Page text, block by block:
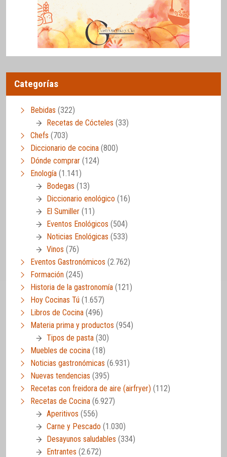
Categorías
Bebidas (322)
Recetas de Cócteles (33)
Chefs (703)
Diccionario de cocina (800)
Dónde comprar (124)
Enología (1.141)
Bodegas (13)
Diccionario enológico (16)
El Sumiller (11)
Eventos Enológicos (504)
Noticias Enológicas (533)
Vinos (76)
Eventos Gastronómicos (2.762)
Formación (245)
Historia de la gastronomía (121)
Hoy Cocinas Tú (1.657)
Libros de Cocina (496)
Materia prima y productos (954)
Tipos de pasta (30)
Muebles de cocina (18)
Noticias gastronómicas (6.931)
Nuevas tendencias (395)
Recetas con freidora de aire (airfryer) (112)
Recetas de Cocina (6.927)
Aperitivos (556)
Carne y Pescado (1.030)
Desayunos saludables (334)
Entrantes (2.672)